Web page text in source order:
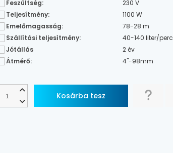
Feszültség:
230 V
Teljesítmény:
1100 W
Emelőmagasság:
78-28 m
Szállítási teljesítmény:
40-140 liter/perc
Jótállás
2 év
Átmérő:
4"-98mm